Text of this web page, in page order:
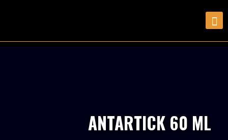
ANTARTICK 60 ML